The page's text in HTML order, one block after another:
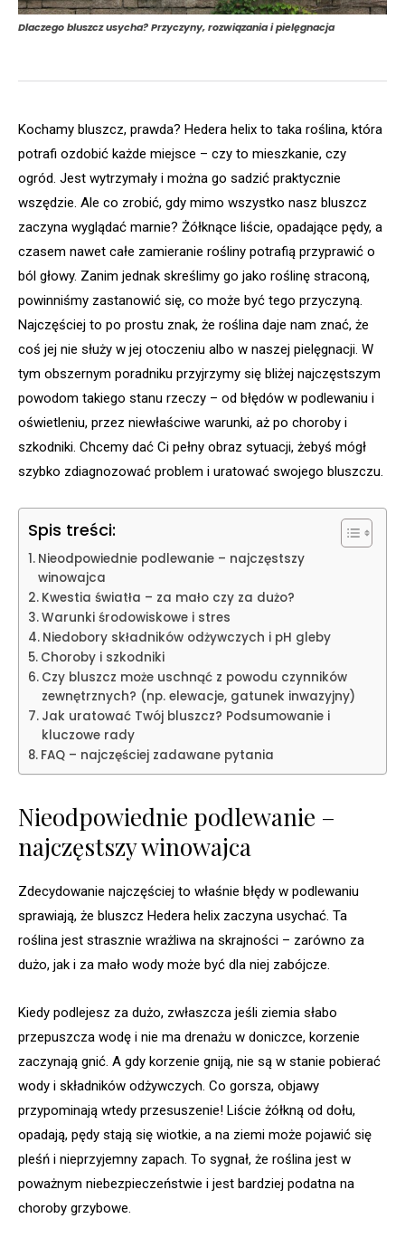
Dlaczego bluszcz usycha? Przyczyny, rozwiązania i pielęgnacja
Kochamy bluszcz, prawda? Hedera helix to taka roślina, która
potrafi ozdobić każde miejsce – czy to mieszkanie, czy
ogród. Jest wytrzymały i można go sadzić praktycznie
wszędzie. Ale co zrobić, gdy mimo wszystko nasz bluszcz
zaczyna wyglądać marnie? Żółknące liście, opadające pędy, a
czasem nawet całe zamieranie rośliny potrafią przyprawić o
ból głowy. Zanim jednak skreślimy go jako roślinę straconą,
powinniśmy zastanowić się, co może być tego przyczyną.
Najczęściej to po prostu znak, że roślina daje nam znać, że
coś jej nie służy w jej otoczeniu albo w naszej pielęgnacji. W
tym obszernym poradniku przyjrzymy się bliżej najczęstszym
powodom takiego stanu rzeczy – od błędów w podlewaniu i
oświetleniu, przez niewłaściwe warunki, aż po choroby i
szkodniki. Chcemy dać Ci pełny obraz sytuacji, żebyś mógł
szybko zdiagnozować problem i uratować swojego bluszczu.
Spis treści:
Nieodpowiednie podlewanie – najczęstszy
winowajca
Kwestia światła – za mało czy za dużo?
Warunki środowiskowe i stres
Niedobory składników odżywczych i pH gleby
Choroby i szkodniki
Czy bluszcz może uschnąć z powodu czynników
zewnętrznych? (np. elewacje, gatunek inwazyjny)
Jak uratować Twój bluszcz? Podsumowanie i
kluczowe rady
FAQ – najczęściej zadawane pytania
Nieodpowiednie podlewanie –
najczęstszy winowajca
Zdecydowanie najczęściej to właśnie błędy w podlewaniu
sprawiają, że bluszcz Hedera helix zaczyna usychać. Ta
roślina jest strasznie wrażliwa na skrajności – zarówno za
dużo, jak i za mało wody może być dla niej zabójcze.
Kiedy podlejesz za dużo, zwłaszcza jeśli ziemia słabo
przepuszcza wodę i nie ma drenażu w doniczce, korzenie
zaczynają gnić. A gdy korzenie gniją, nie są w stanie pobierać
wody i składników odżywczych. Co gorsza, objawy
przypominają wtedy przesuszenie! Liście żółkną od dołu,
opadają, pędy stają się wiotkie, a na ziemi może pojawić się
pleśń i nieprzyjemny zapach. To sygnał, że roślina jest w
poważnym niebezpieczeństwie i jest bardziej podatna na
choroby grzybowe.